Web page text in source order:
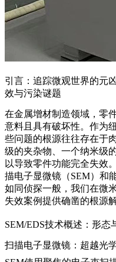
引言：追踪微观世界的元
效与污染谜题
在金属增材制造领域，零
意料且具有破坏性。作为
些问题的根源往往存在于
级的夹杂物、一个纳米级
以导致零件功能完全失效
描电子显微镜（SEM）和
如同侦探一般，我们在微
失效案例提供确凿的根源解
SEM/EDS技术概述：形态
扫描电子显微镜：超越光